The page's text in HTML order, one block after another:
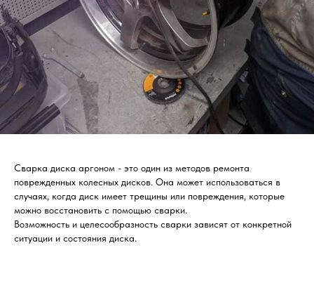
Сварка диска аргоном - это один из методов ремонта
поврежденных колесных дисков. Она может использоваться в
случаях, когда диск имеет трещины или повреждения, которые
можно восстановить с помощью сварки.
Возможность и целесообразность сварки зависят от конкретной
ситуации и состояния диска.